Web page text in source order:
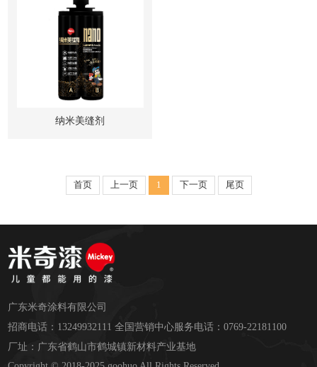
纳米美缝剂
首页 上一页 1 下一页 尾页
广东米奇涂料有限公司
招商电话：13249932111 全国营销中心服务电话：0769-22181100
厂址：广东省鹤山市鹤城镇新材料产业基地